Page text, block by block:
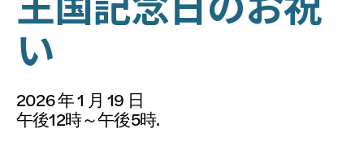
展示会
公開プログラム
普通话
日本語
い
2026 年 1 月 19 日
午後12時～午後5時.